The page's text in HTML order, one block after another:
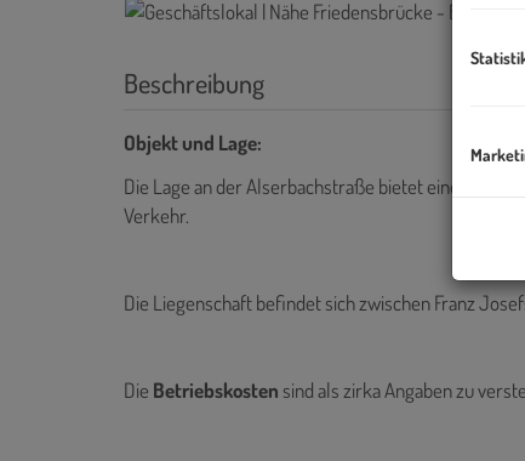
Beschreibung
Objekt und Lage:
Die Lage an der Alserbachstraße bietet eine
Verkehr.
Die Liegenschaft befindet sich zwischen Franz
Die Betriebskosten sind als zirka Angaben zu